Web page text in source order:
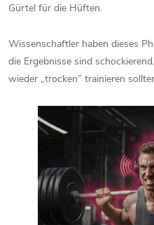
Gürtel für die Hüften.
Wissenschaftler haben dieses
die Ergebnisse sind
wieder „trocken” trainieren